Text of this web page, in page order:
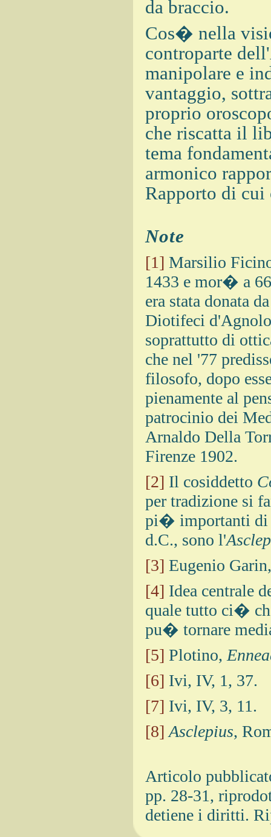
da braccio.
Cos� nella
controparte
manipolare e
vantaggio,
proprio
che riscatta il
tema
armonico
Rapporto di cui
Note
[1] Marsilio
1433 e mor� a
era stata donata
Diotifeci
soprattutto di
che nel '77
filosofo, dopo
pienamente al
patrocinio dei
Arnaldo Della
Firenze 1902.
[2] Il cosiddetto
per tradizione si
pi� importanti di
d.C., sono l'
[3] Eugenio
[4] Idea centrale
quale tutto ci�
pu� tornare
[5] Plotino,
[6] Ivi, IV, 1, 37.
[7] Ivi, IV, 3, 11.
[8] Asclepius,
Articolo
pp. 28-31,
detiene i diritti.